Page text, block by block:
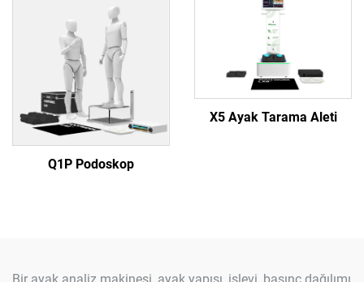
Q1P Podoskop
X5 Ayak Tarama Aleti